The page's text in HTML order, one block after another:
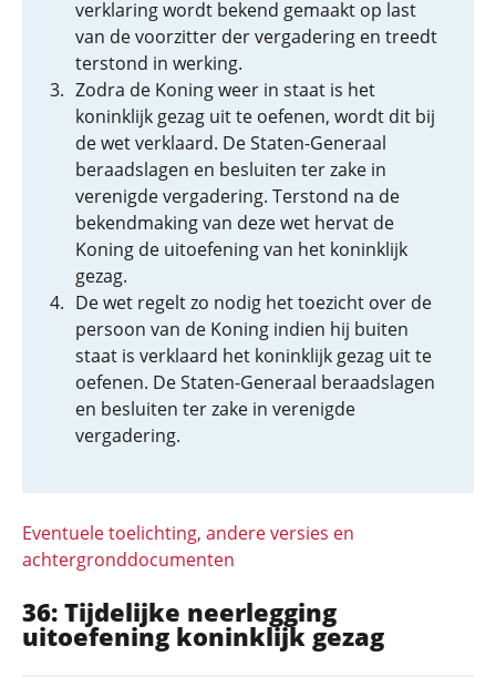
verklaring wordt bekend gemaakt op last
van de voorzitter der vergadering en treedt
terstond in werking.
Zodra de Koning weer in staat is het
koninklijk gezag uit te oefenen, wordt dit bij
de wet verklaard. De Staten-Generaal
beraadslagen en besluiten ter zake in
verenigde vergadering. Terstond na de
bekendmaking van deze wet hervat de
Koning de uitoefening van het koninklijk
gezag.
De wet regelt zo nodig het toezicht over de
persoon van de Koning indien hij buiten
staat is verklaard het koninklijk gezag uit te
oefenen. De Staten-Generaal beraadslagen
en besluiten ter zake in verenigde
vergadering.
Eventuele toelichting, andere versies en
achtergronddocumenten
36: Tijdelijke neerlegging
uitoefening koninklijk gezag